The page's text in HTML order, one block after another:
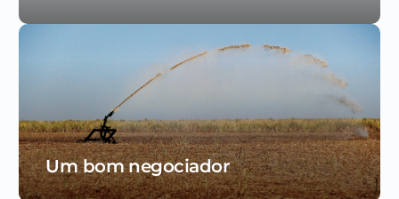
Um bom negociador